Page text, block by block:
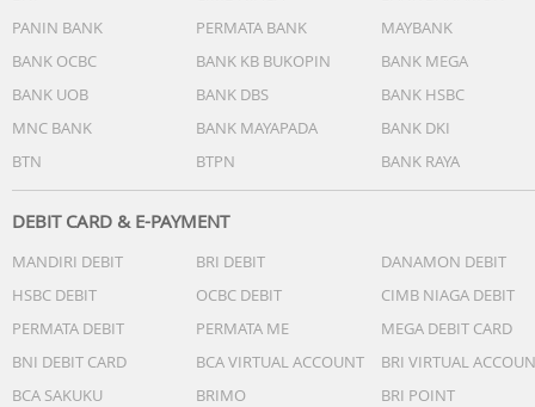
PANIN BANK
PERMATA BANK
MAYBANK
BANK OCBC
BANK KB BUKOPIN
BANK MEGA
BANK UOB
BANK DBS
BANK HSBC
MNC BANK
BANK MAYAPADA
BANK DKI
BTN
BTPN BANK RAYA
DEBIT CARD & E-PAYMENT
MANDIRI DEBIT BRI DEBIT
DANAMON DEBIT
HSBC DEBIT
OCBC DEBIT
CIMB NIAGA DEBIT
PERMATA DEBIT
PERMATA ME
MEGA DEBIT CARD
BNI DEBIT CARD
BCA VIRTUAL ACCOUNT
BRI VIRTUAL
BCA SAKUKU
BRIMO
BRI POINT